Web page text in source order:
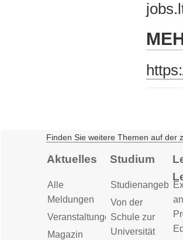
Finden Sie weitere Themen auf der
Aktuelles
Alle
Meldungen
Veranstaltungen
Magazin
Studium
Studienangebot
Von der
Schule zur
Universität